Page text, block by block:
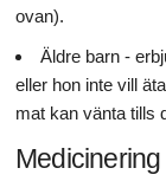
ovan).
Äldre barn -
eller hon inte vill
mat kan vänta tills